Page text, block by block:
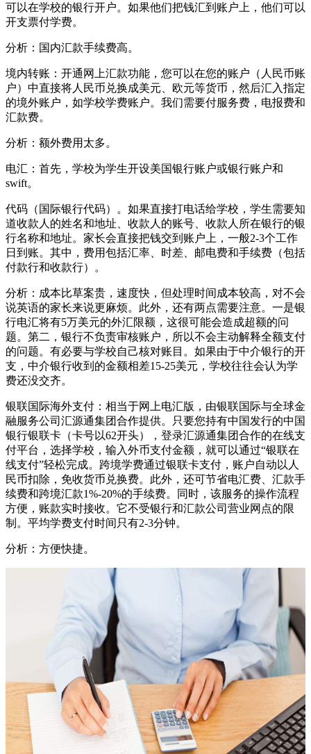
可以在学校的银行开户。如果他们把钱汇到账户上，他们可以
开支票付学费。
分析：国内汇款手续费高。
境内转账：开通网上汇款功能，您可以在您的账户（人民币账
户）中直接将人民币兑换成美元、欧元等货币，然后汇入指定
的境外账户，如学校学费账户。我们需要付服务费，电报费和
汇款费。
分析：额外费用太多。
电汇：首先，学校为学生开设美国银行账户或银行账户和
swift。
代码（国际银行代码）。如果直接打电话给学校，学生需要知
道收款人的姓名和地址、收款人的账号、收款人所在银行的银
行名称和地址。家长会直接把钱交到账户上，一般2-3个工作
日到账。其中，费用包括汇率、时差、邮电费和手续费（包括
付款行和收款行）。
分析：成本比草案贵，速度快，但处理时间成本较高，对不会
说英语的家长来说更麻烦。此外，还有两点需要注意。一是银
行电汇将有5万美元的外汇限额，这很可能会造成超额的问
题。第二，银行不负责审核账户，所以不会主动解释全额支付
的问题。有必要与学校自己核对账目。如果由于中介银行的开
支，中介银行收到的金额相差15-25美元，学校往往会认为学
费还没交齐。
银联国际海外支付：相当于网上电汇版，由银联国际与全球金
融服务公司汇源通集团合作提供。只要您持有中国发行的中国
银行银联卡（卡号以62开头），登录汇源通集团合作的在线支
付平台，选择学校，输入外币支付金额，就可以通过“银联在
线支付”轻松完成。跨境学费通过银联卡支付，账户自动以人
民币扣除，免收货币兑换费。此外，还可节省电汇费、汇款手
续费和跨境汇款1%-20%的手续费。同时，该服务的操作流程
方便，账款实时接收。它不受银行和汇款公司营业网点的限
制。平均学费支付时间只有2-3分钟。
分析：方便快捷。